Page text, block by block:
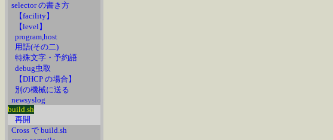
selector の書き方
【facility】
【level】
program,host
用語(その二)
特殊文字・予約語
debug虫取
【DHCP の場合】
別の機械に送る
newsyslog
build.sh
再開
Cross で build.sh